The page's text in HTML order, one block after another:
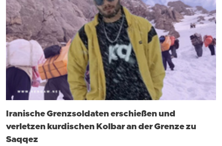
Iranische Grenzsoldaten erschießen und
verletzen kurdischen Kolbar an der Grenze zu
Saqqez